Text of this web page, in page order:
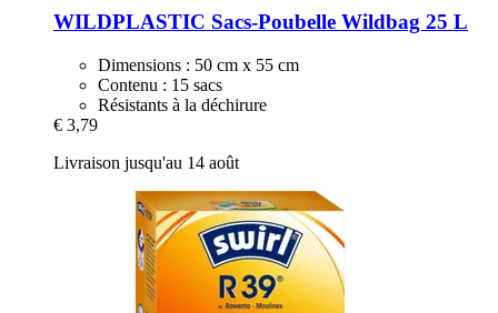
WILDPLASTIC Sacs-​Poubelle Wildbag 25 L
Dimensions : 50 cm x 55 cm
Contenu : 15 sacs
Résistants à la déchirure
€ 3,79
Livraison jusqu'au 14 août